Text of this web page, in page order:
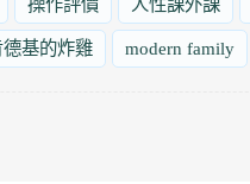
操作評價 人性課外課
德基的炸雞 modern family